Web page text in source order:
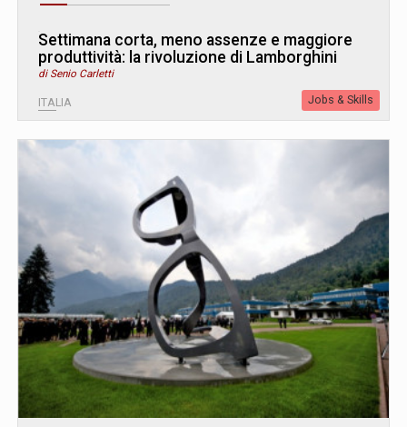
Settimana corta, meno assenze e maggiore
produttività: la rivoluzione di Lamborghini
di Senio Carletti
ITALIA Jobs & Skills